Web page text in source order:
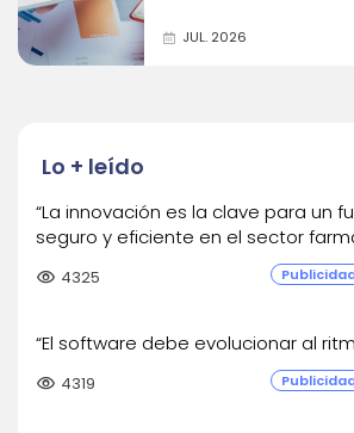
JUL. 2026
Lo + leído
“La innovación es la clave para un
seguro y eficiente en el sector
visibility 4325
“El software debe evolucionar al
visibility 4319